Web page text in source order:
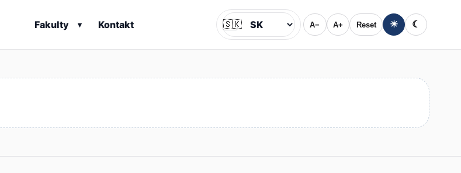
Fakulty ▾ Kontakt Jazyk
🇸🇰 A− A+ Reset ☀ ☾